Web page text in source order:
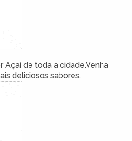
Açaí de toda a cidade.Venha
deliciosos sabores.